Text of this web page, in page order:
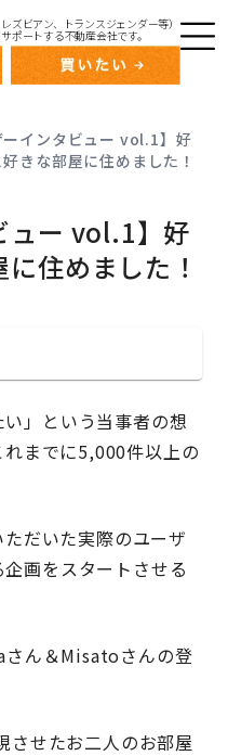
ズビアン、トランスジェンダー等）
ポートする不動産会社です。
ーインタビュー vol.1】好
きな部屋に住めました！
ュー vol.1】好
住めました！
い」という当事者の想
までに5,000件以上の
だいた実際のユーザ
画をスタートさせる
さん＆Misatoさんの登
させたお二人のお部屋